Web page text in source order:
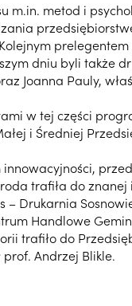
m.in. metod i
prelegentem
dniu byli także
Joanna Pauly,
w tej części
i Średniej
trafiła do
– Drukarnia
Handlowe
trafiło do
Andrzej Blikle.